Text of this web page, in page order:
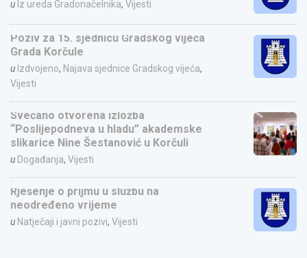
u Iz ureda Gradonačelnika, Vijesti
Poziv za 15. sjednicu Gradskog vijeća
Grada Korčule
u Izdvojeno, Najava sjednice Gradskog vijeća,
Vijesti
Svečano otvorena izložba
“Poslijepodneva u hladu” akademske
slikarice Nine Šestanović u Korčuli
u Događanja, Vijesti
Rješenje o prijmu u službu na
neodređeno vrijeme
u Natječaji i javni pozivi, Vijesti